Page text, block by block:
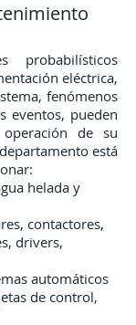
probabilísticos
eléctrica,
fenómenos
eventos, pueden
de su
está
helada y
contactores,
drivers,
automáticos
de control,